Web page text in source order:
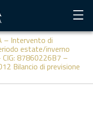
– Intervento di
estate/inverno
87860226B7 –
Bilancio di previsione